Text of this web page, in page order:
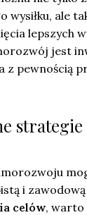
wysiłku, ale
lepszych
jest
z pewnością
strategie
i
celów, warto